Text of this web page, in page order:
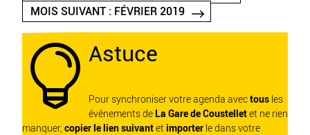
MOIS SUIVANT : FÉVRIER 2019
 Astuce
Pour synchroniser votre agenda avectous les
événements de La Gare de Coustelletet ne rien
manquer, copier le lien suivantet importer le dans votre